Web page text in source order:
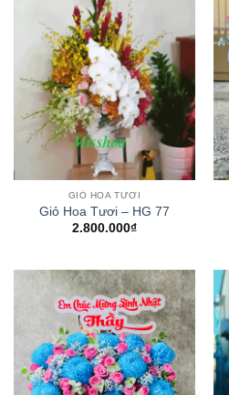
GIỎ HOA TƯƠI
Giỏ Hoa Tươi – HG 77
2.800.000₫